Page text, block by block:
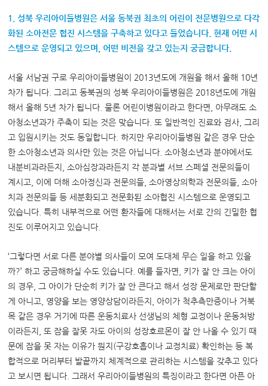
1. 성북 우리아이들병원은 서울 동북권 최초의 어린이 전문병원으로 다각
화된 소아전문 협진 시스템을 구축하고 있다고 들었습니다. 현재 어떤 시
스템으로 운영되고 있으며, 어떤 비전을 갖고 있는지 궁금합니다.
서울 서남권 구로 우리아이들병원이 2013년도에 개원을 해서 올해 10년
차가 됩니다. 그리고 동북권의 성북 우리아이들병원은 2018년도에 개원
해서 올해 5년 차가 됩니다. 물론 어린이병원이라고 한다면, 아무래도 소
아청소년과가 주축이 되는 것은 맞습니다. 또 일반적인 진료와 검사, 그리
고 입원시키는 것도 동일합니다. 하지만 우리아이들병원 같은 경우 단순
한 소아청소년과 의사만 있는 것은 아닙니다. 소아청소년과 분야에서도
내분비과라든지, 소아심장과라든지 각 분과별 서브 스페셜 전문의들이
계시고, 이에 더해 소아정신과 전문의들, 소아영상의학과 전문의들, 소아
치과 전문의들 등 세분화되고 전문화된 소아협진 시스템으로 운영되고
있습니다. 특히 내부적으로 어떤 환자들에 대해서는 서로 간의 긴밀한 협
진도 이루어지고 있습니다.
‘그렇다면 서로 다른 분야별 의사들이 모여 도대체 무슨 일을 하고 있을
까?’ 하고 궁금해하실 수도 있습니다. 예를 들자면, 키가 잘 안 크는 아이
의 경우, 그 아이가 단순히 키가 잘 안 큰다고 해서 성장 문제로만 판단할
게 아니고, 영양을 보는 영양상담이라든지, 아이가 척추측만증이나 거북
목 같은 경우 거기에 따른 운동치료사 선생님의 체형 교정이나 운동처방
이라든지, 또 잠을 잘못 자도 아이의 성장호르몬이 잘 안 나올 수 있기 때
문에 잠을 못 자는 이유가 뭔지(구강호흡이나 교정치료) 확인하는 등 복
합적으로 머리부터 발끝까지 체계적으로 관리하는 시스템을 갖추고 있다
고 보시면 됩니다. 그래서 우리아이들병원의 특징이라고 한다면 아픈 아